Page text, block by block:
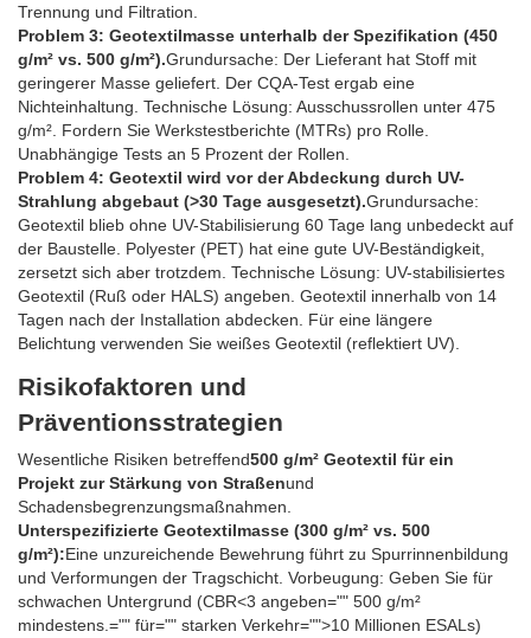
Trennung und Filtration.
Problem 3: Geotextilmasse unterhalb der Spezifikation (450
g/m² vs. 500 g/m²).Grundursache: Der Lieferant hat Stoff mit
geringerer Masse geliefert. Der CQA-Test ergab eine
Nichteinhaltung. Technische Lösung: Ausschussrollen unter 475
g/m². Fordern Sie Werkstestberichte (MTRs) pro Rolle.
Unabhängige Tests an 5 Prozent der Rollen.
Problem 4: Geotextil wird vor der Abdeckung durch UV-
Strahlung abgebaut (>30 Tage ausgesetzt).Grundursache:
Geotextil blieb ohne UV-Stabilisierung 60 Tage lang unbedeckt auf
der Baustelle. Polyester (PET) hat eine gute UV-Beständigkeit,
zersetzt sich aber trotzdem. Technische Lösung: UV-stabilisiertes
Geotextil (Ruß oder HALS) angeben. Geotextil innerhalb von 14
Tagen nach der Installation abdecken. Für eine längere
Belichtung verwenden Sie weißes Geotextil (reflektiert UV).
Risikofaktoren und
Präventionsstrategien
Wesentliche Risiken betreffend500 g/m² Geotextil für ein
Projekt zur Stärkung von Straßenund
Schadensbegrenzungsmaßnahmen.
Unterspezifizierte Geotextilmasse (300 g/m² vs. 500
g/m²):Eine unzureichende Bewehrung führt zu Spurrinnenbildung
und Verformungen der Tragschicht. Vorbeugung: Geben Sie für
schwachen Untergrund (CBR<3 angeben="" 500 g/m²
mindestens.="" für="" starken Verkehr="">10 Millionen ESALs)